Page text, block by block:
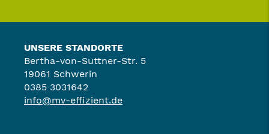
UNSERE STANDORTE
Bertha-von-Suttner-Str. 5
19061 Schwerin
0385 3031642
info@mv-effizient.de